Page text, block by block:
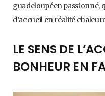
guadeloupéen passionné,
d’accueil en réalité
LE SENS DE
BONHEUR EN